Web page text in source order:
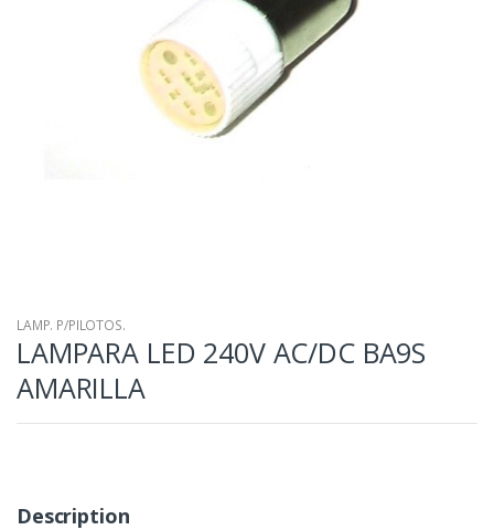
LAMP. P/PILOTOS.
LAMPARA LED 240V AC/DC BA9S
AMARILLA
Description